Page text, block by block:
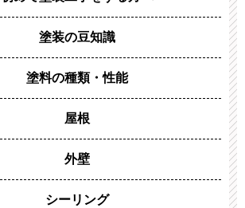
塗装の豆知識
塗料の種類・性能
屋根
外壁
シーリング